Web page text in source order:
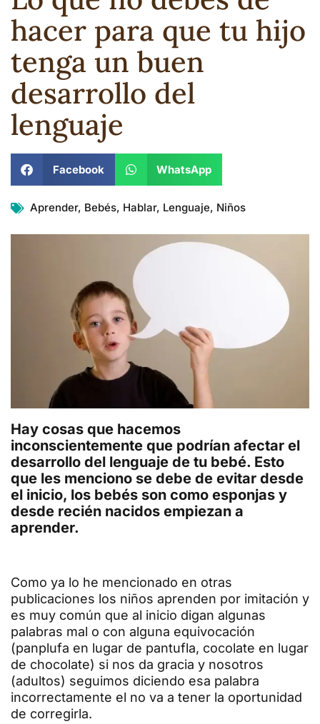
hacer para que tu hijo
tenga un buen
desarrollo del
lenguaje
Facebook WhatsApp
Aprender, Bebés, Hablar, Lenguaje, Niños
Hay cosas que hacemos
inconscientemente que podrían afectar el
desarrollo del lenguaje de tu bebé. Esto
que les menciono se debe de evitar desde
el inicio, los bebés son como esponjas y
desde recién nacidos empiezan a
aprender.
Como ya lo he mencionado en otras
publicaciones los niños aprenden por imitación y
es muy común que al inicio digan algunas
palabras mal o con alguna equivocación
(panplufa en lugar de pantufla, cocolate en lugar
de chocolate) si nos da gracia y nosotros
(adultos) seguimos diciendo esa palabra
incorrectamente el no va a tener la oportunidad
de corregirla.